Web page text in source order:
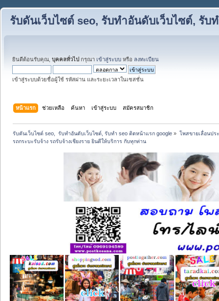
รับดันเว็บไซต์ seo, รับทำอันดับเว็บไซต์, รับ
ยินดีต้อนรับคุณ, บุคคลทั่วไป กรุณา เข้าสู่ระบบ หรือ ลงทะเบียน
เข้าสู่ระบบด้วยชื่อผู้ใช้ รหัสผ่าน และระยะเวลาในเซสชั่น
หน้าแรก ช่วยเหลือ ค้นหา เข้าสู่ระบบ สมัครสมาชิก
รับดันเว็บไซต์ seo,  รับทำอันดับเว็บไซต์, รับทำ seo ติดหน้าแรก google » โพสขายเลื่อนปร
รถกระบะรับจ้าง รถรับจ้างเชียงราย ยินดีให้บริการ กับทุกท่าน